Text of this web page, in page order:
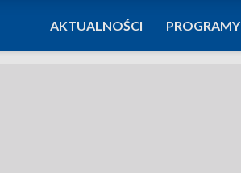
DO
AKTUALNOŚCI PROGRAMY